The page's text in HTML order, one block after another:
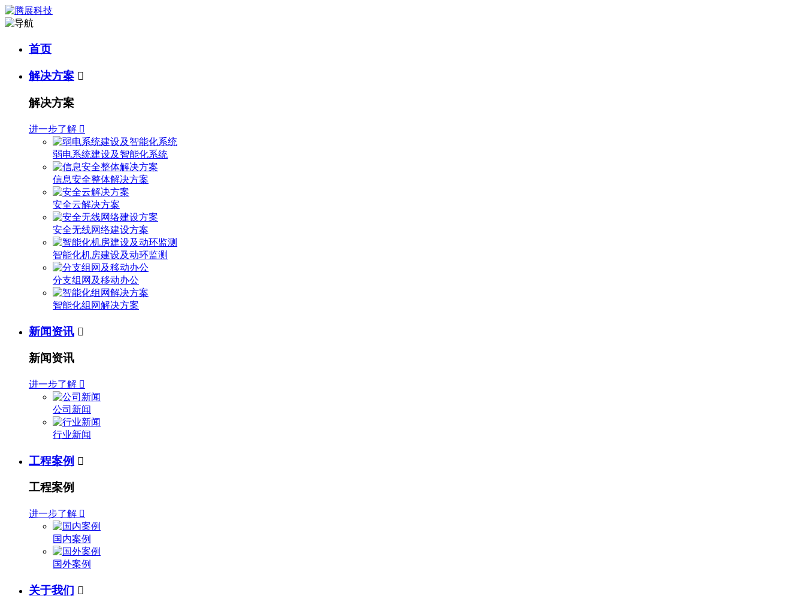
首页
解决方案 
解决方案
进一步了解 
弱电系统建设及智能化系统
信息安全整体解决方案
安全云解决方案
安全无线网络建设方案
智能化机房建设及动环监测
分支组网及移动办公
智能化组网解决方案
新闻资讯 
新闻资讯
进一步了解 
公司新闻
行业新闻
工程案例 
工程案例
进一步了解 
国内案例
国外案例
关于我们 